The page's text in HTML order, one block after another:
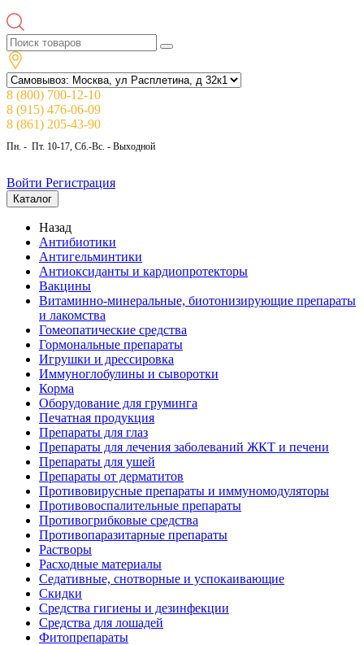
8 (800) 700-12-10
8 (915) 476-06-09
8 (861) 205-43-90
Пн. - Пт. 10-17, Сб.-Вс. - Выходной
Войти Регистрация
Каталог
Назад
Антибиотики
Антигельминтики
Антиоксиданты и кардиопротекторы
Вакцины
Витаминно-минеральные, биотонизирующие препараты
и лакомства
Гомеопатические средства
Гормональные препараты
Игрушки и дрессировка
Иммуноглобулины и сыворотки
Корма
Оборудование для груминга
Печатная продукция
Препараты для глаз
Препараты для лечения заболеваний ЖКТ и печени
Препараты для ушей
Препараты от дерматитов
Противовирусные препараты и иммуномодуляторы
Противовоспалительные препараты
Противогрибковые средства
Противопаразитарные препараты
Растворы
Расходные материалы
Седативные, снотворные и успокаивающие
Скидки
Средства гигиены и дезинфекции
Средства для лошадей
Фитопрепараты